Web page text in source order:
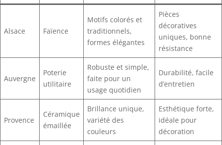
Alsace Faïence
Motifs colorés et
traditionnels,
formes élégantes
Pièces
décoratives
uniques, bonne
résistance
Auvergne
Poterie
utilitaire
Robuste et simple,
faite pour un
usage quotidien
Durabilité, facile
d’entretien
Provence
Céramique
émaillée
Brillance unique,
variété des
couleurs
Esthétique forte,
idéale pour
décoration